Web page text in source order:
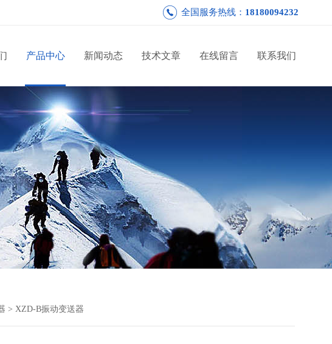
全国服务热线： 18180094232
产品中心 新闻动态 技术文章 在线留言 联系我们
> XZD-B振动变送器